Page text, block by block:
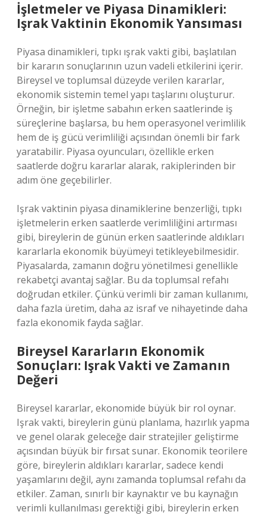
İşletmeler ve Piyasa Dinamikleri:
Işrak Vaktinin Ekonomik Yansıması
Piyasa dinamikleri, tıpkı ışrak vakti gibi, başlatılan
bir kararın sonuçlarının uzun vadeli etkilerini içerir.
Bireysel ve toplumsal düzeyde verilen kararlar,
ekonomik sistemin temel yapı taşlarını oluşturur.
Örneğin, bir işletme sabahın erken saatlerinde iş
süreçlerine başlarsa, bu hem operasyonel verimlilik
hem de iş gücü verimliliği açısından önemli bir fark
yaratabilir. Piyasa oyuncuları, özellikle erken
saatlerde doğru kararlar alarak, rakiplerinden bir
adım öne geçebilirler.
Işrak vaktinin piyasa dinamiklerine benzerliği, tıpkı
işletmelerin erken saatlerde verimliliğini artırması
gibi, bireylerin de günün erken saatlerinde aldıkları
kararlarla ekonomik büyümeyi tetikleyebilmesidir.
Piyasalarda, zamanın doğru yönetilmesi genellikle
rekabetçi avantaj sağlar. Bu da toplumsal refahı
doğrudan etkiler. Çünkü verimli bir zaman kullanımı,
daha fazla üretim, daha az israf ve nihayetinde daha
fazla ekonomik fayda sağlar.
Bireysel Kararların Ekonomik
Sonuçları: Işrak Vakti ve Zamanın
Değeri
Bireysel kararlar, ekonomide büyük bir rol oynar.
Işrak vakti, bireylerin günü planlama, hazırlık yapma
ve genel olarak geleceğe dair stratejiler geliştirme
açısından büyük bir fırsat sunar. Ekonomik teorilere
göre, bireylerin aldıkları kararlar, sadece kendi
yaşamlarını değil, aynı zamanda toplumsal refahı da
etkiler. Zaman, sınırlı bir kaynaktır ve bu kaynağın
verimli kullanılması gerektiği gibi, bireylerin erken